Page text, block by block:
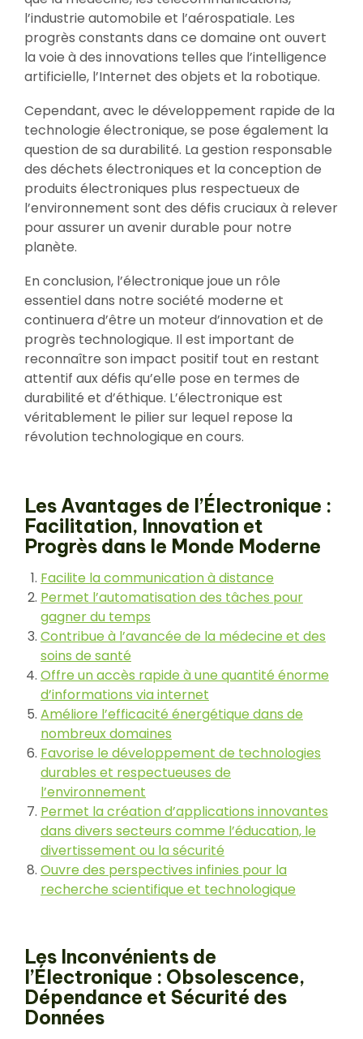
l’industrie automobile et l’aérospatiale. Les
progrès constants dans ce domaine ont ouvert
la voie à des innovations telles que l’intelligence
artificielle, l’Internet des objets et la robotique.
Cependant, avec le développement rapide de la
technologie électronique, se pose également la
question de sa durabilité. La gestion responsable
des déchets électroniques et la conception de
produits électroniques plus respectueux de
l’environnement sont des défis cruciaux à relever
pour assurer un avenir durable pour notre
planète.
En conclusion, l’électronique joue un rôle
essentiel dans notre société moderne et
continuera d’être un moteur d’innovation et de
progrès technologique. Il est important de
reconnaître son impact positif tout en restant
attentif aux défis qu’elle pose en termes de
durabilité et d’éthique. L’électronique est
véritablement le pilier sur lequel repose la
révolution technologique en cours.
Les Avantages de l’Électronique :
Facilitation, Innovation et
Progrès dans le Monde Moderne
Facilite la communication à distance
Permet l’automatisation des tâches pour
gagner du temps
Contribue à l’avancée de la médecine et des
soins de santé
Offre un accès rapide à une quantité énorme
d’informations via internet
Améliore l’efficacité énergétique dans de
nombreux domaines
Favorise le développement de technologies
durables et respectueuses de
l’environnement
Permet la création d’applications innovantes
dans divers secteurs comme l’éducation, le
divertissement ou la sécurité
Ouvre des perspectives infinies pour la
recherche scientifique et technologique
Les Inconvénients de
l’Électronique : Obsolescence,
Dépendance et Sécurité des
Données